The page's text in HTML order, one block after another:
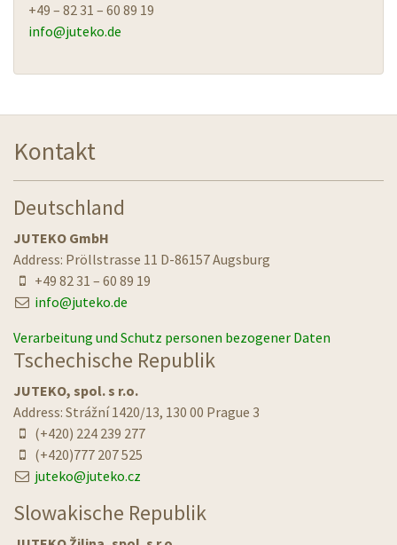
+49 – 82 31 – 60 89 19
info@juteko.de
Kontakt
Deutschland
JUTEKO GmbH
Address: Pröllstrasse 11 D-86157 Augsburg
+49 82 31 – 60 89 19
info@juteko.de
Verarbeitung und Schutz personen bezogener Daten
Tschechische Republik
JUTEKO, spol. s r.o.
Address: Strážní 1420/13, 130 00 Prague 3
(+420) 224 239 277
(+420)777 207 525
juteko@juteko.cz
Slowakische Republik